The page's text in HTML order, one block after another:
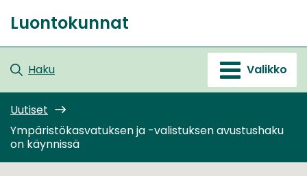
sisältöön
Etusivu
Luontokunnat
Haku Valikko
Uutiset
Ympäristökasvatuksen ja -valistuksen avustushaku
on käynnissä